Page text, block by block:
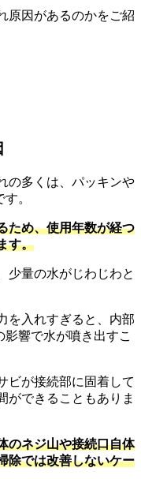
原因があるのかをご紹
の多くは、パッキンや
。
ため、使用年数が経つ
す。
少量の水がじわじわと
を入れすぎると、内部
響で水が噴き出すこ
ビが接続部に固着して
ができることもありま
のネジ山や接続口自体
除では改善しないケー